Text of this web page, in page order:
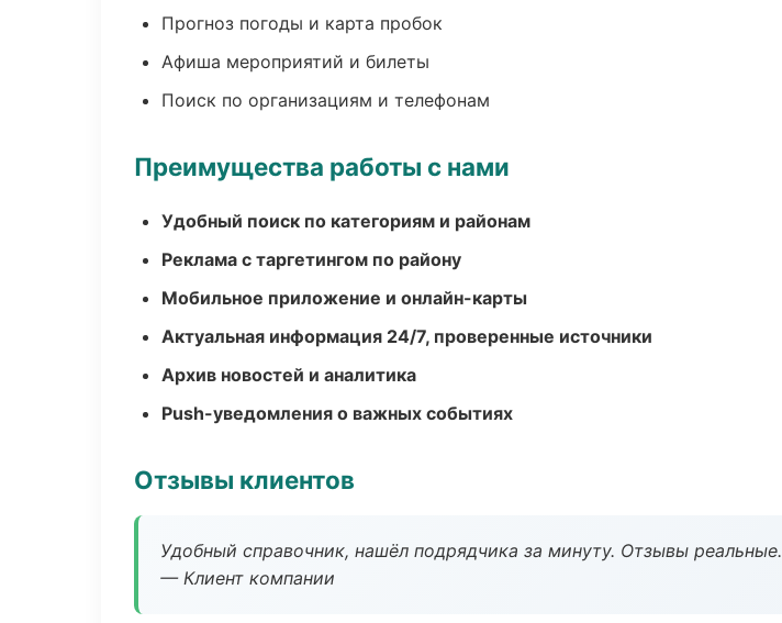
Прогноз погоды и карта пробок
Афиша мероприятий и билеты
Поиск по организациям и телефонам
Преимущества работы с нами
Удобный поиск по категориям и районам
Реклама с таргетингом по району
Мобильное приложение и онлайн-карты
Актуальная информация 24/7, проверенные источники
Архив новостей и аналитика
Push-уведомления о важных событиях
Отзывы клиентов
Удобный справочник, нашёл подрядчика за минуту. Отзывы реальные.
— Клиент компании